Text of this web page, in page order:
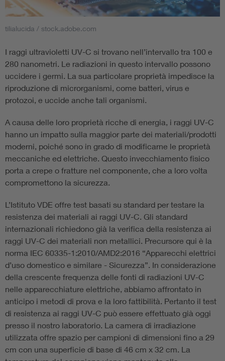
tilialucida / stock.adobe.com
I raggi ultravioletti UV-C si trovano nell’intervallo tra 100 e
280 nanometri. Le radiazioni in questo intervallo possono
uccidere i germi. La sua particolare proprietà impedisce la
riproduzione di microrganismi, come batteri, virus e
protozoi, e uccide anche tali organismi.
A causa delle loro proprietà ricche di energia, i raggi UV-C
hanno un impatto sulla maggior parte dei materiali/prodotti
moderni, poiché sono in grado di modificarne le proprietà
meccaniche ed elettriche. Questo invecchiamento fisico
porta a crepe o fratture nel componente, che a loro volta
compromettono la sicurezza.
L’Istituto VDE offre test basati su standard per testare la
resistenza dei materiali ai raggi UV-C. Gli standard
internazionali richiedono già la verifica della resistenza ai
raggi UV-C dei materiali non metallici. Precursore qui è la
norma IEC 60335-1:2010/AMD2:2016 “Apparecchi elettrici
d’uso domestico e similare - Sicurezza”. In considerazione
della crescente frequenza delle fonti di radiazioni UV-C
nelle apparecchiature elettriche, abbiamo affrontato in
anticipo i metodi di prova e la loro fattibilità. Pertanto il test
di resistenza ai raggi UV-C può essere effettuato già oggi
presso il nostro laboratorio. La camera di irradiazione
utilizzata offre spazio per campioni di dimensioni fino a 29
cm con una superficie di base di 46 cm x 32 cm. La